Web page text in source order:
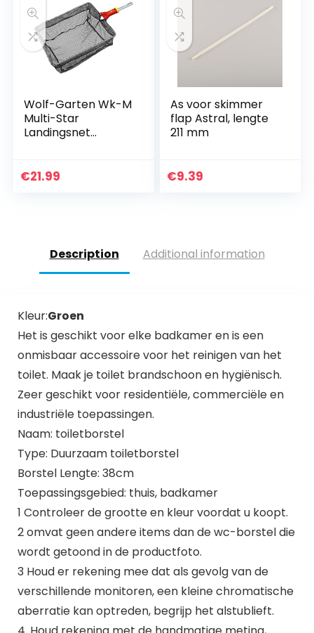
Wolf-Garten Wk-M
Multi-Star
Landingsnet
cm
€21.99
As voor skimmer
flap Astral, lengte
211 mm
€9.39
Description Additional information
Kleur:Groen
Het is geschikt voor elke badkamer en is een
onmisbaar accessoire voor het reinigen van het
toilet. Maak je toilet brandschoon en hygiënisch.
Zeer geschikt voor residentiële, commerciële en
industriële toepassingen.
Naam: toiletborstel
Type: Duurzaam toiletborstel
Borstel Lengte: 38cm
Toepassingsgebied: thuis, badkamer
1 Controleer de grootte en kleur voordat u koopt.
2 omvat geen andere items dan de wc-borstel die
wordt getoond in de productfoto.
3 Houd er rekening mee dat als gevolg van de
verschillende monitoren, een kleine chromatische
aberratie kan optreden, begrijp het alstublieft.